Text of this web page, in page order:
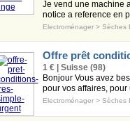
Je vend une machine
notice a reference en
Electroménager> Sèches
Offre prêt
1 € | Suisse (98)
Bonjour Vous avez
pour vos affaires,
Electroménager> Sèches